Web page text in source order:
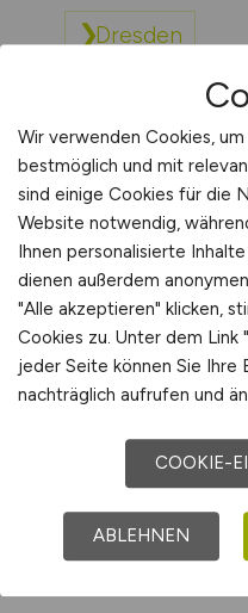
Dresden
Düsseldorf
Sie sind hier:
Startseite
Sitemap
Wir verwenden Cookies,
bestmöglich und mit
sind einige Cookies für die
Website notwendig,
Ihnen personalisierte
dienen außerdem
"Alle akzeptieren" klicken,
Cookies zu. Unter dem Link
jeder Seite können Sie Ihre
nachträglich aufrufen und
COOKIE-
ABLEHNEN